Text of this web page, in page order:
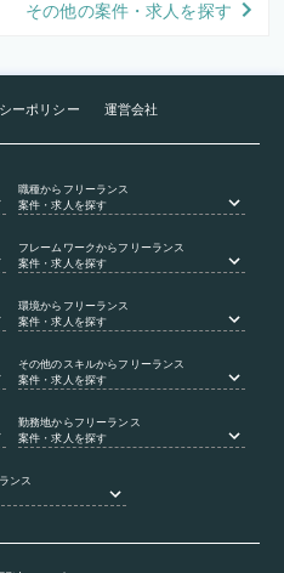
その他の案件・求人を探す
ーポリシー 運営会社
職種からフリーランス
案件・求人を探す
フレームワークからフリーランス
案件・求人を探す
環境からフリーランス
案件・求人を探す
その他のスキルからフリーランス
案件・求人を探す
勤務地からフリーランス
案件・求人を探す
ンス